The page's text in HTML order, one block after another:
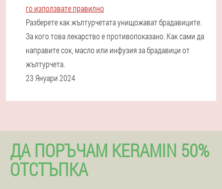
го използвате правилно
Разберете как жълтурчетата унищожават брадавиците.
За кого това лекарство е противопоказано. Как сами да
направите сок, масло или инфузия за брадавици от
жълтурчета.
23 Януари 2024
ДА ПОРЪЧАМ KERAMIN 50%
ОТСТЪПКА